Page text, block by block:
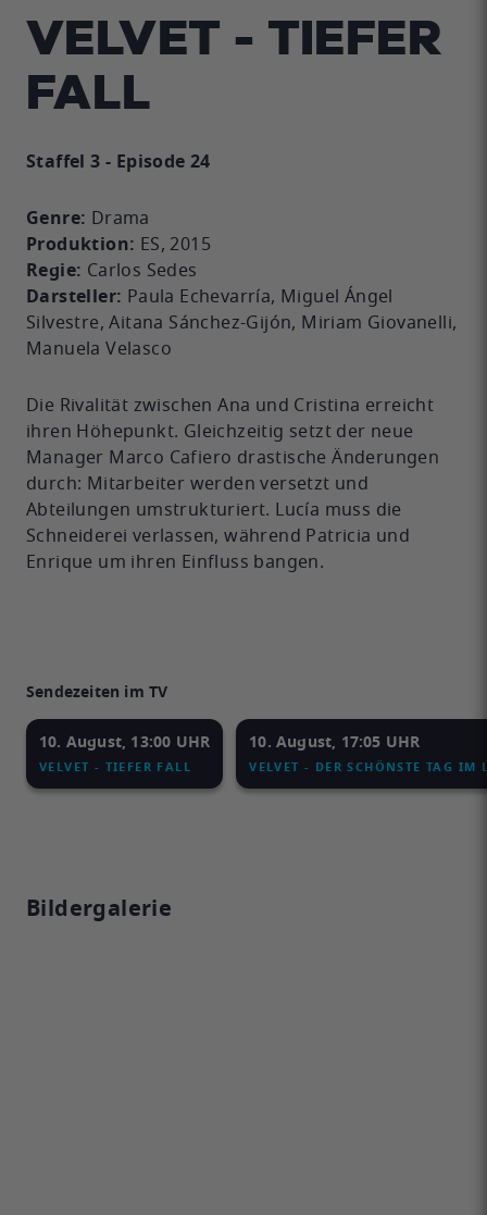
VELVET - TIEFER
FALL
Staffel 3 - Episode 24
Genre: Drama
Produktion: ES, 2015
Regie: Carlos Sedes
Darsteller: Paula Echevarría, Miguel Ángel
Silvestre, Aitana Sánchez-Gijón, Miriam Giovanelli,
Manuela Velasco
Die Rivalität zwischen Ana und Cristina erreicht
ihren Höhepunkt. Gleichzeitig setzt der neue
Manager Marco Cafiero drastische Änderungen
durch: Mitarbeiter werden versetzt und
Abteilungen umstrukturiert. Lucía muss die
Schneiderei verlassen, während Patricia und
Enrique um ihren Einfluss bangen.
Sendezeiten im TV
10. August, 13:00 UHR
VELVET - TIEFER FALL
10. August, 17:05 UHR
VELVET - DER SCHÖNSTE TAG IM
Bildergalerie